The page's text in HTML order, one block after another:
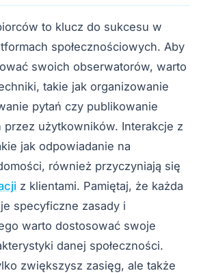
to klucz do sukcesu w
społecznościowych. Aby
swoich obserwatorów, warto
takie jak organizowanie
pytań czy publikowanie
użytkowników. Interakcje z
jak odpowiadanie na
również przyczyniają się
z klientami. Pamiętaj, że każda
specyficzne zasady i
warto dostosować swoje
danej społeczności.
zwiększysz zasięg, ale także